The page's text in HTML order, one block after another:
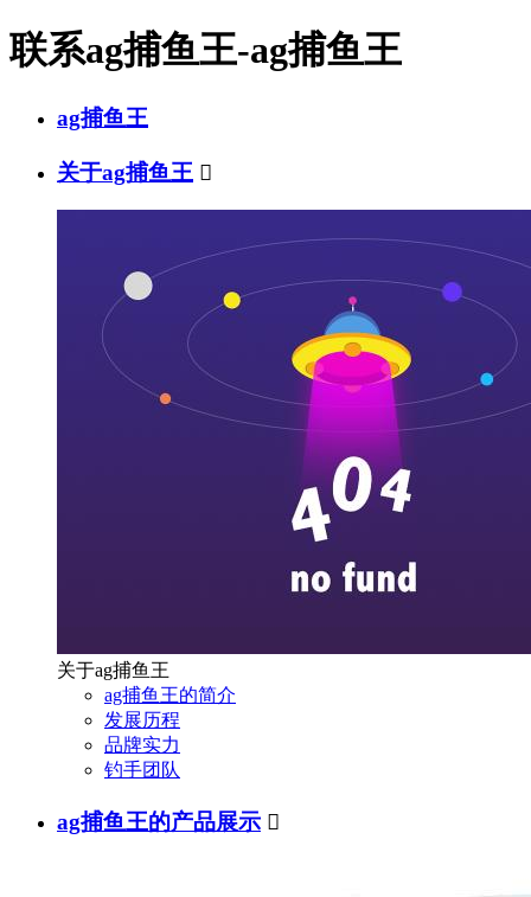
联系ag捕鱼王-ag捕鱼王
ag捕鱼王
关于ag捕鱼王 
关于ag捕鱼王
ag捕鱼王的简介
发展历程
品牌实力
钓手团队
ag捕鱼王的产品展示 